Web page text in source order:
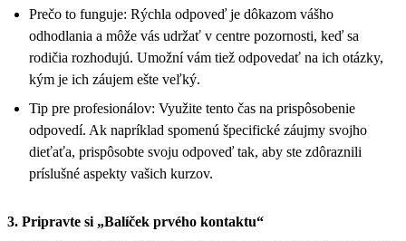
Prečo to funguje: Rýchla odpoveď je dôkazom vášho
odhodlania a môže vás udržať v centre pozornosti, keď sa
rodičia rozhodujú. Umožní vám tiež odpovedať na ich otázky,
kým je ich záujem ešte veľký.
Tip pre profesionálov: Využite tento čas na prispôsobenie
odpovedí. Ak napríklad spomenú špecifické záujmy svojho
dieťaťa, prispôsobte svoju odpoveď tak, aby ste zdôraznili
príslušné aspekty vašich kurzov.
3. Pripravte si „Balíček prvého kontaktu“